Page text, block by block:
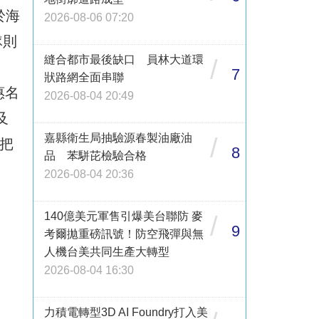
海
名
2026-08-06 07:20
縫合都市最後缺口 員林大道環
狀路網全面串聯
2026-08-04 20:49
/ 7
嘉縣衛生局抽驗源春製油廠油
品 苯駢芘檢驗合格
2026-08-04 20:36
/ 8
140億美元軍售引爆美台聯防 麥
考爾拋重磅訊號！防空飛彈與無
人機台美共同生產大轉型
2026-08-04 16:30
/ 9
力積電轉型3D AI Foundry打入美